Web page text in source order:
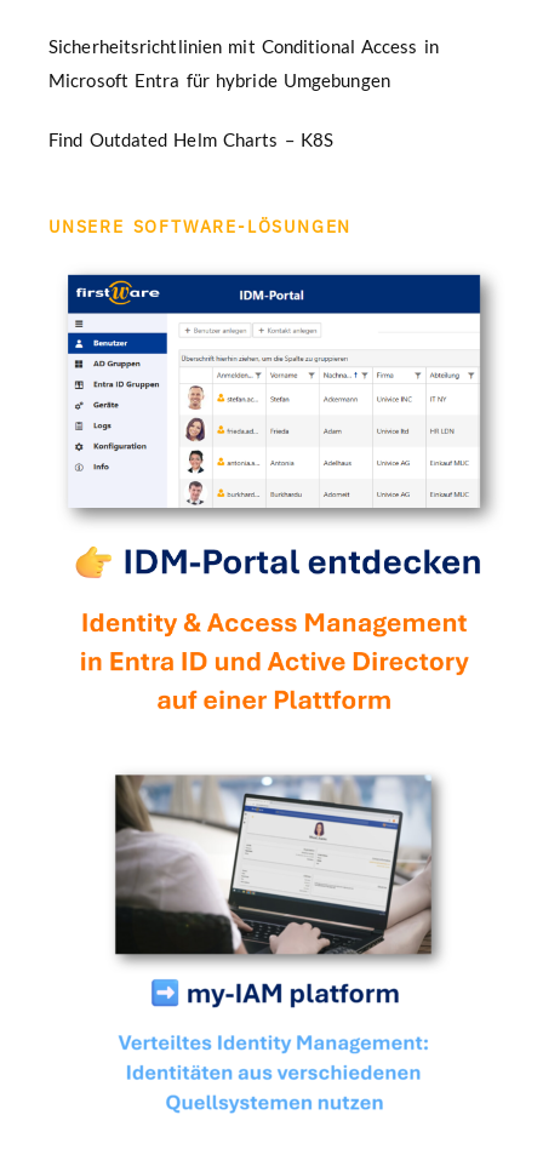
Sicherheitsrichtlinien mit Conditional Access in
Microsoft Entra für hybride Umgebungen
Find Outdated Helm Charts – K8S
UNSERE SOFTWARE-LÖSUNGEN